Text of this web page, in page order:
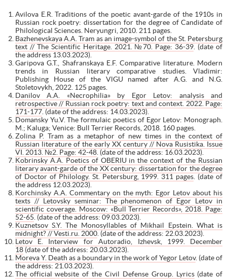
Avilova E.R. Traditions of the poetic avant-garde of the 1910s in
Russian rock poetry: dissertation for the degree of Candidate of
Philological Sciences. Neryungri, 2010. 211 pages.
Bazhenevskaya A.A. Tram as an image-symbol of the St. Petersburg
text // The Scientific Heritage. 2021. №70. Page: 36-39 . (date of
the address 13.03.2023).
Garipova G.T., Shafranskaya E.F. Comparative literature. Modern
trends in Russian literary comparative studies. Vladimir:
Publishing House of the VlGU named after A.G. and N.G.
Stoletovykh, 2022. 125 pages.
Danilov A.A. «Necrophilia» by Egor Letov: analysis and
retrospective // Russian rock poetry: text and context. 2022. Page:
171-177. (date of the address: 14.03.2023).
Domansky Yu.V. The formulaic poetics of Egor Letov: Monograph.
M.; Kaluga; Venice: Bull Terrier Records, 2018. 160 pages.
Zolina P. Tram as a metaphor of new times in the context of
Russian literature of the early XX century // Nova Rusistika. Issue
VI. 2013. №2. Page: 42-48. (date of the address: 16.03.2023).
Kobrinsky A.A. Poetics of OBERIU in the context of the Russian
literary avant-garde of the XX century: dissertation for the degree
of Doctor of Philology. St. Petersburg, 1999. 311 pages . (date of
the address 12.03.2023).
Korchinsky A.A. Commentary on the myth: Egor Letov about his
texts // Letovsky seminar: The phenomenon of Egor Letov in
scientific coverage. Moscow: «Bull Terrier Records», 2018. Page:
52-65 . (date of the address: 09.03.2023).
Kuznetsov S.Y. The Monosyllables of Mikhail Epstein. What is
midnight? // Vesti.ru. 2000. (date of the address: 22.03.2023).
Letov E. Interview for Autoradio, Izhevsk, 1999. December
18(date of the address: 20.03.2023).
Moreva Y. Death as a boundary in the work of Yegor Letov. (date of
the address: 21.03.2023).
The official website of the Civil Defense Group. Lyrics(date of